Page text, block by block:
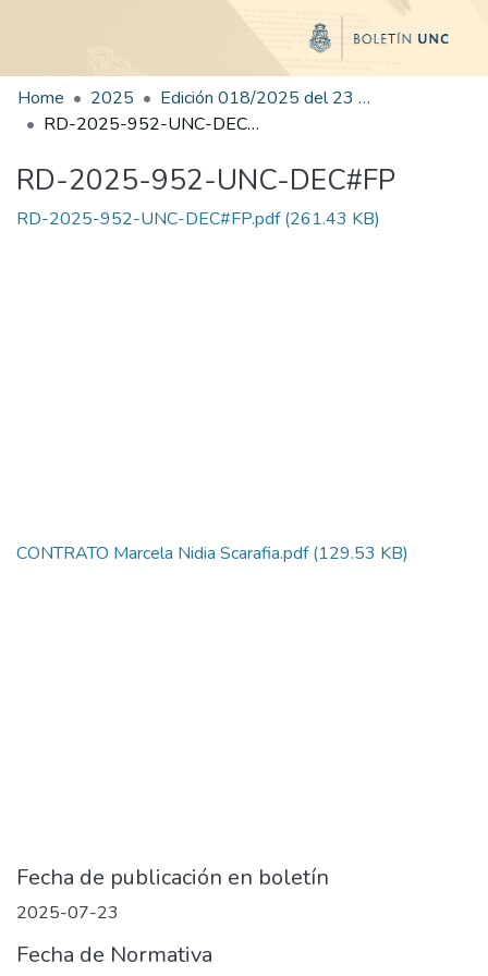
Home 2025
Edición 018/2025 del 23 de julio de 2025
RD-2025-952-UNC-DEC#FP
RD-2025-952-UNC-DEC#FP
RD-2025-952-UNC-DEC#FP.pdf(261.43 KB)
CONTRATO Marcela Nidia Scarafia.pdf(129.53 KB)
Fecha de publicación en boletín
2025-07-23
Fecha de Normativa